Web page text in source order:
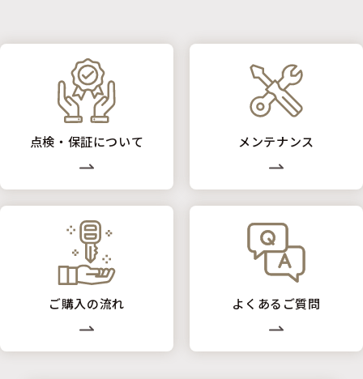
点検・保証について メンテナンス
ご購入の流れ よくあるご質問